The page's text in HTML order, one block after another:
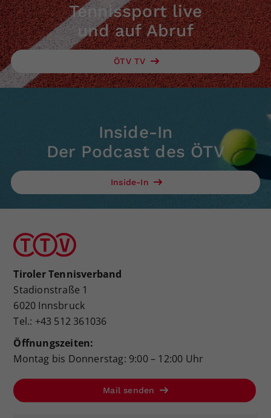
Tennissport live
und auf Abruf
ÖTV TV
Inside-In
Der Podcast des ÖTV
Inside-In
Tiroler Tennisverband
Stadionstraße 1
6020 Innsbruck
Tel.: +43 512 361036
Öffnungszeiten:
Montag bis Donnerstag: 9:00 – 12:00 Uhr
Mail senden